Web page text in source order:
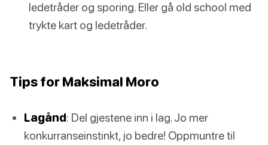
ledetråder og sporing. Eller gå old school med
trykte kart og ledetråder.
Tips for Maksimal Moro
Lagånd: Del gjestene inn i lag. Jo mer
konkurranseinstinkt, jo bedre! Oppmuntre til